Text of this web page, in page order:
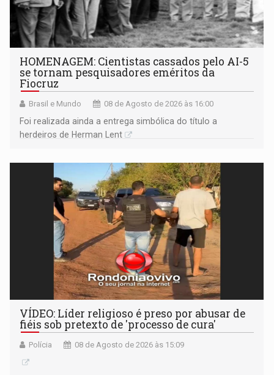
HOMENAGEM: Cientistas cassados pelo AI-5
se tornam pesquisadores eméritos da
Fiocruz
Brasil e Mundo 08 de Agosto de 2026 às 16:00
Foi realizada ainda a entrega simbólica do título a
herdeiros de Herman Lent
VÍDEO: Líder religioso é preso por abusar de
fiéis sob pretexto de 'processo de cura'
Polícia 08 de Agosto de 2026 às 15:09